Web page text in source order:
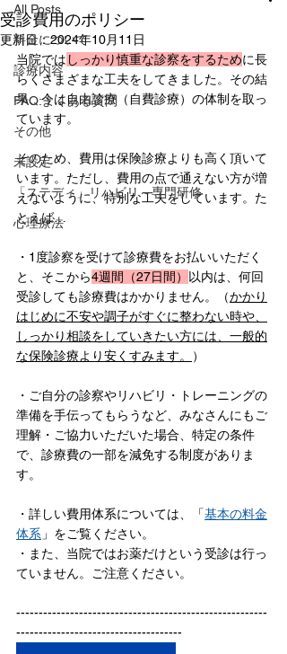
All Posts
料金について
診療内容
FAQ:よくある質問
その他
未設定
「ステディ」リハビリ～専門研修
心理療法
受診費用のポリシー
更新日：2024年10月11日
当院では しっかり慎重な診察をするために長
らくさまざまな工夫をしてきました。その結
果、今は自由診療（自費診療）の体制を取っ
ています。
そのため、費用は保険診療よりも高く頂いて
います。ただし、費用の点で通えない方が増
えないように、特別な工夫をしています。た
とえば…
・1度診察を受けて診療費をお払いいただく
と、そこから4週間（27日間）
以内は、何回
受診しても診療費はかかりません。（かかり
はじめに不安や調子がすぐに整わない時や、
しっかり相談をしていきたい方には、一般的
な保険診療より安くすみます。
）
・ご自分の診察やリハビリ・トレーニングの
準備を手伝ってもらうなど、みなさんにもご
理解・ご協力いただいた場合、特定の条件
で、診療費の一部を減免する制度がありま
す。
・詳しい費用体系については、「基本の料金
体系 」をご覧ください。
・また、当院ではお薬だけという受診は行っ
ていません。ご注意ください。
--------------------------------------------------------
-------------------------------------